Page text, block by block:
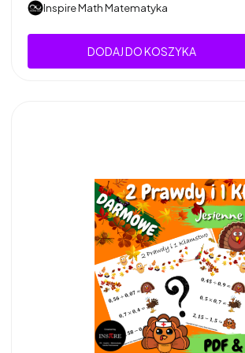
Inspire Math Matematyka
DODAJ DO KOSZYKA